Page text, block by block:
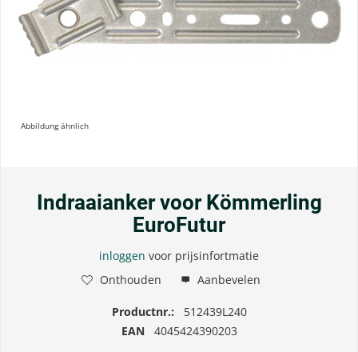
Abbildung ähnlich
Indraaianker voor Kömmerling
EuroFutur
inloggen voor prijsinfortmatie
Onthouden
Aanbevelen
Productnr.:
512439L240
EAN
4045424390203